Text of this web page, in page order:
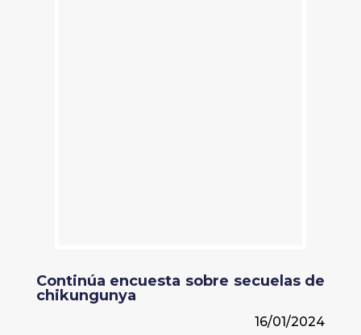
Continúa encuesta sobre secuelas de
chikungunya
16/01/2024